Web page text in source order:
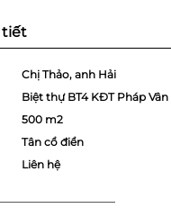
tiết
Chị Thảo, anh Hải
Biệt thự BT4 KĐT Pháp Vân
500 m2
Tân cổ điển
Liên hệ